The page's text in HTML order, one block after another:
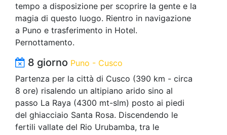
tempo a disposizione per scoprire la gente e la
magia di questo luogo. Rientro in navigazione
a Puno e trasferimento in Hotel.
Pernottamento.
8 giorno Puno - Cusco
Partenza per la città di Cusco (390 km - circa
8 ore) risalendo un altipiano arido sino al
passo La Raya (4300 mt-slm) posto ai piedi
del ghiacciaio Santa Rosa. Discendendo le
fertili vallate del Rio Urubamba, tra le